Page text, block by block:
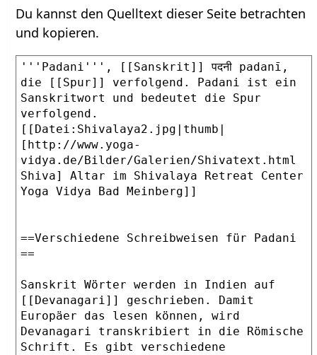
Du kannst den Quelltext dieser Seite betrachten
und kopieren.